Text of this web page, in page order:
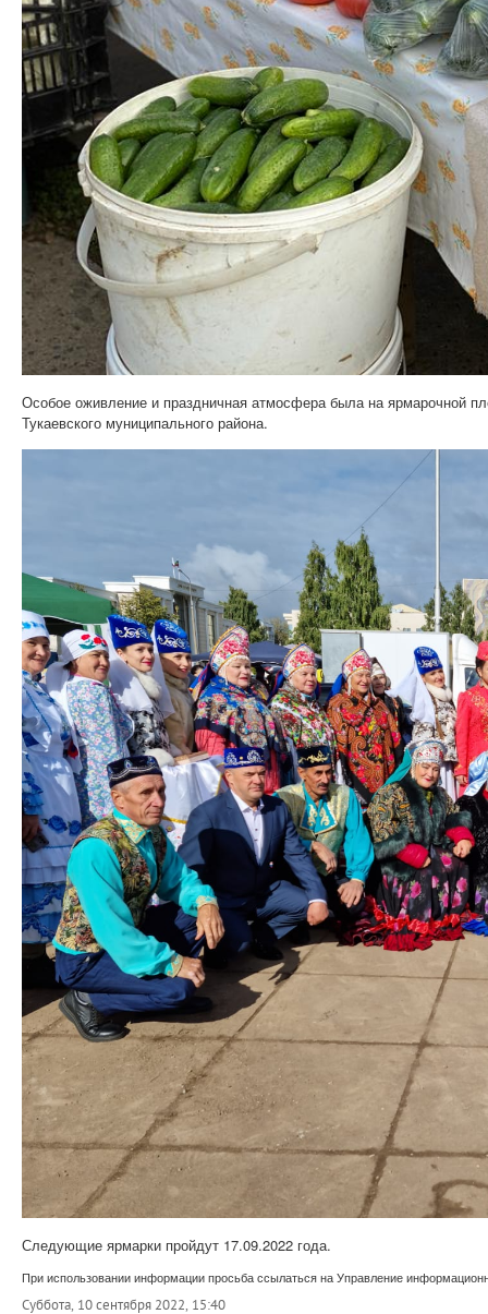
Особое оживление и праздничная атмосфера была на ярмарочной
Тукаевского муниципального района.
Следующие ярмарки пройдут 17.09.2022 года.
При использовании информации просьба ссылаться на Управление
Суббота, 10 сентября 2022, 15:40